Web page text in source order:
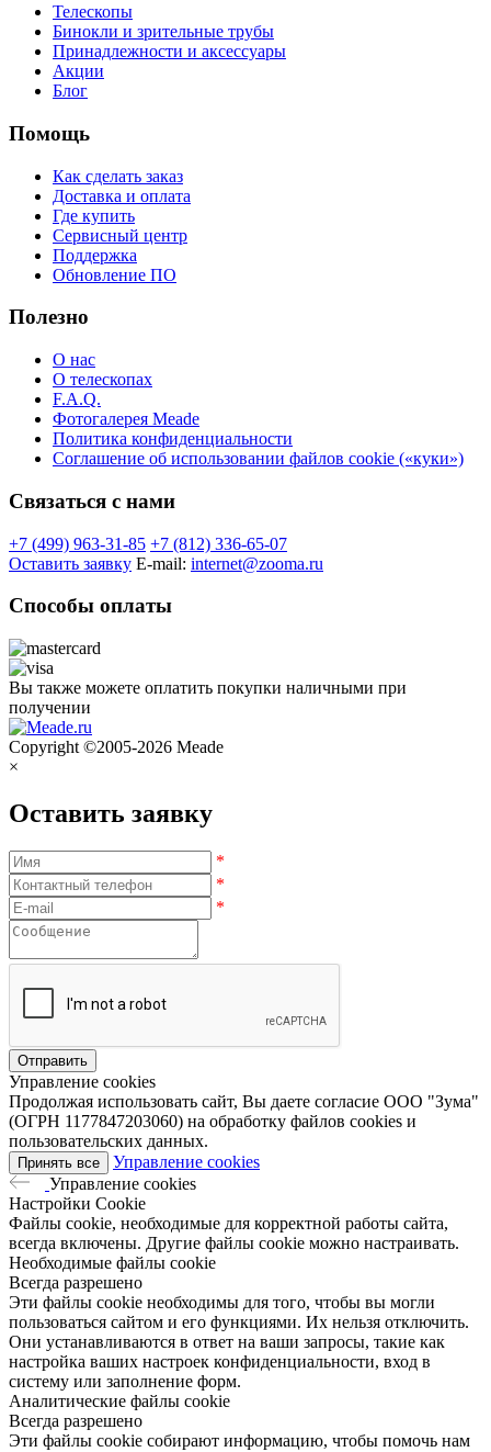
Телескопы
Бинокли и зрительные трубы
Принадлежности и аксессуары
Акции
Блог
Помощь
Как сделать заказ
Доставка и оплата
Где купить
Сервисный центр
Поддержка
Обновление ПО
Полезно
О нас
О телескопах
F.A.Q.
Фотогалерея Meade
Политика конфиденциальности
Соглашение об использовании файлов cookie («куки»)
Связаться с нами
+7 (499) 963-31-85 +7 (812) 336-65-07
Оставить заявку E-mail: internet@zooma.ru
Способы оплаты
Вы также можете оплатить покупки наличными при
получении
Copyright ©2005-2026 Meade
×
Оставить заявку
*
*
*
Управление cookies
Продолжая использовать сайт, Вы даете согласие ООО "Зума"
(ОГРН 1177847203060) на обработку файлов cookies и
пользовательских данных.
Принять все
Управление cookies
Управление cookies
Настройки Cookie
Файлы cookie, необходимые для корректной работы сайта,
всегда включены. Другие файлы cookie можно настраивать.
Необходимые файлы cookie
Всегда разрешено
Эти файлы cookie необходимы для того, чтобы вы могли
пользоваться сайтом и его функциями. Их нельзя отключить.
Они устанавливаются в ответ на ваши запросы, такие как
настройка ваших настроек конфиденциальности, вход в
систему или заполнение форм.
Аналитические файлы cookie
Всегда разрешено
Эти файлы cookie собирают информацию, чтобы помочь нам